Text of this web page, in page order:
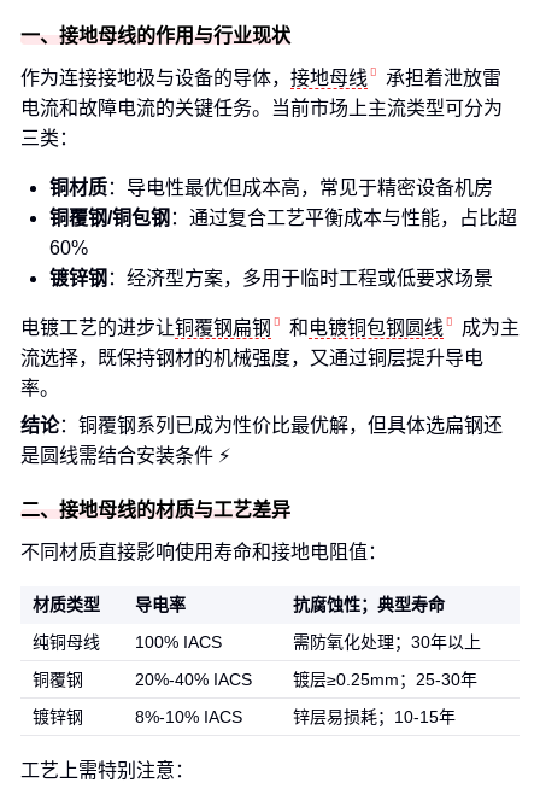
一、接地母线的作用与行业现状
作为连接接地极与设备的导体， 接地母线
承担着泄放雷
电流和故障电流的关键任务。当前市场上主流类型可分为
三类：
铜材质：导电性最优但成本高，常见于精密设备机房
铜覆钢/铜包钢 ：通过复合工艺平衡成本与性能，占比超
60%
镀锌钢 ：经济型方案，多用于临时工程或低要求场景
电镀工艺的进步让铜覆钢扁钢 和 电镀铜包钢圆线
成为主
流选择，既保持钢材的机械强度，又通过铜层提升导电
率。
结论：铜覆钢系列已成为性价比最优解，但具体选扁钢还
是圆线需结合安装条件 ⚡
二、接地母线的材质与工艺差异
不同材质直接影响使用寿命和接地电阻值：
材质类型 导电率
抗腐蚀性；典型寿命
纯铜母线
100% IACS
需防氧化处理；30年以上
铜覆钢
20%-40% IACS
镀层≥0.25mm；25-30年
镀锌钢
8%-10% IACS 锌层易损耗；10-15年
工艺上需特别注意：